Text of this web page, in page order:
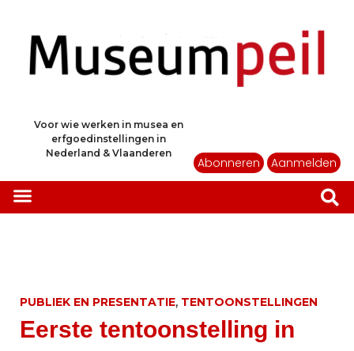
Voor wie werken in musea en
erfgoedinstellingen in
Nederland & Vlaanderen
Abonneren Aanmelden
PUBLIEK EN PRESENTATIE, TENTOONSTELLINGEN
Eerste tentoonstelling in